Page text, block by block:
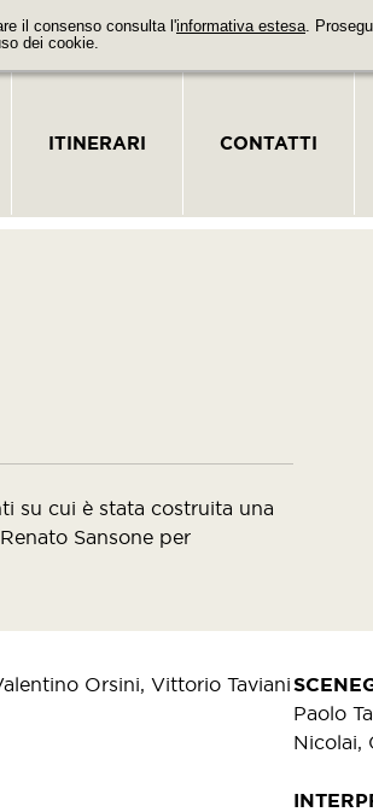
il consenso consulta l'informativa estesa.
dei cookie.
ITINERARI CONTATTI
su cui è stata costruita una
Sansone per
Orsini, Vittorio Taviani
Paolo
Nicolai,